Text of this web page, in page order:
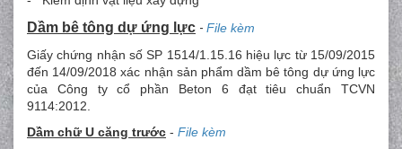
Dầm bê tông dự ứng lực - File kèm
Giấy chứng nhận số SP 1514/1.15.16 hiệu lực từ 15/09/2015
đến 14/09/2018 xác nhận sản phẩm dầm bê tông dự ứng lực
của Công ty cổ phần Beton 6 đạt tiêu chuẩn TCVN
9114:2012.
Dầm chữ U căng trước - File kèm